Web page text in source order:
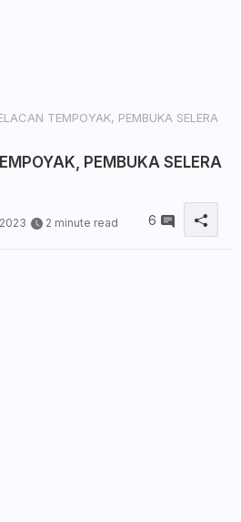
TEMPOYAK, PEMBUKA SELERA
PEMBUKA SELERA
2 minute read 6